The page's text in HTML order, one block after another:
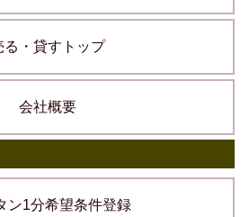
る・貸すトップ
会社概要
ン1分希望条件登録